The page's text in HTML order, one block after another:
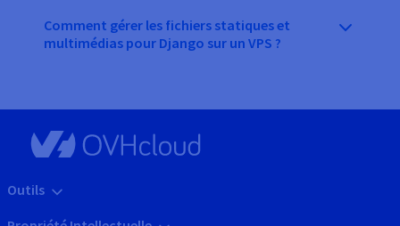
Comment gérer les fichiers statiques et
multimédias pour Django sur un VPS ?
Outils